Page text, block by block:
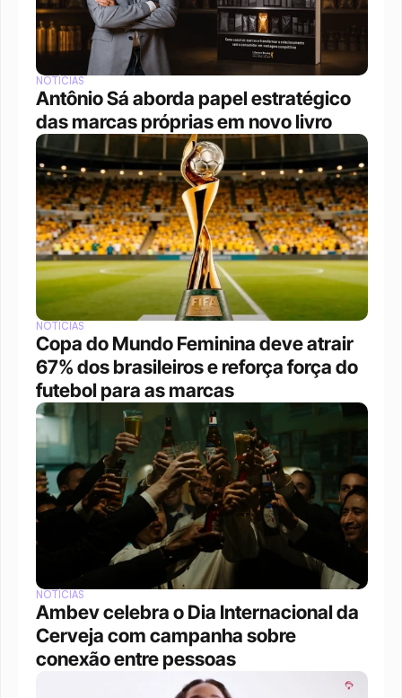
NOTÍCIAS
Antônio Sá aborda papel estratégico
das marcas próprias em novo livro
NOTÍCIAS
Copa do Mundo Feminina deve atrair
67% dos brasileiros e reforça força do
futebol para as marcas
NOTÍCIAS
Ambev celebra o Dia Internacional da
Cerveja com campanha sobre
conexão entre pessoas